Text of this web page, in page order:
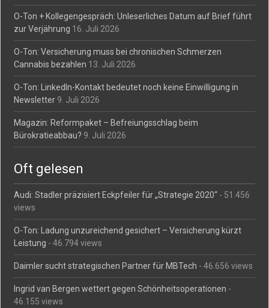
O-Ton + Kollegengespräch: Unleserliches Datum auf Brief führt
zur Verjährung 16. Juli 2026
O-Ton: Versicherung muss bei chronischen Schmerzen
Cannabis bezahlen 13. Juli 2026
O-Ton: LinkedIn-Kontakt bedeutet noch keine Einwilligung in
Newsletter 9. Juli 2026
Magazin: Reformpaket – Befreiungsschlag beim
Bürokratieabbau? 9. Juli 2026
Oft gelesen
Audi: Stadler präzisiert Eckpfeiler für „Strategie 2020“ - 51.456
views
O-Ton: Ladung unzureichend gesichert – Versicherung kürzt
Leistung - 46.794 views
Daimler sucht strategischen Partner für MBTech - 46.656 views
Ingrid van Bergen wettert gegen Schönheitsoperationen -
46.155 views